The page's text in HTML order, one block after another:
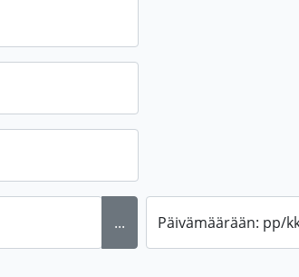
... Päivämäärään: pp/